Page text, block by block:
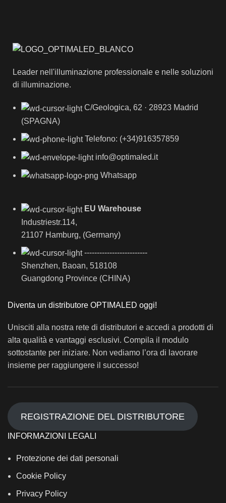
Leader nell'illuminazione professionale e nelle soluzioni
di illuminazione.
C/Geologica, 62 · 28923 Madrid
(SPAGNA)
Telefono: (+34)916357859
info@optimaled.it
Whatsapp
EU Warehouse
Industriestr.114,
21107 Hamburg, (Germany)
-------------------------
Shenzhen, Baoan, 518108
Guangdong Province (CHINA)
Diventa un distributore OPTIMALED oggi!
Unisciti alla nostra rete di distributori e accedi a prodotti di
alta qualità e vantaggi esclusivi. Compila il modulo
sottostante per iniziare. Non vediamo l’ora di lavorare
insieme per raggiungere il successo!
REGISTRAZIONE DEL DISTRIBUTORE
INFORMAZIONI LEGALI
Protezione dei dati personali
Cookie Policy
Privacy Policy